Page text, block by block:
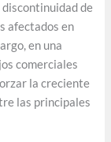
de
afectados en
en una
comerciales
la creciente
las principales